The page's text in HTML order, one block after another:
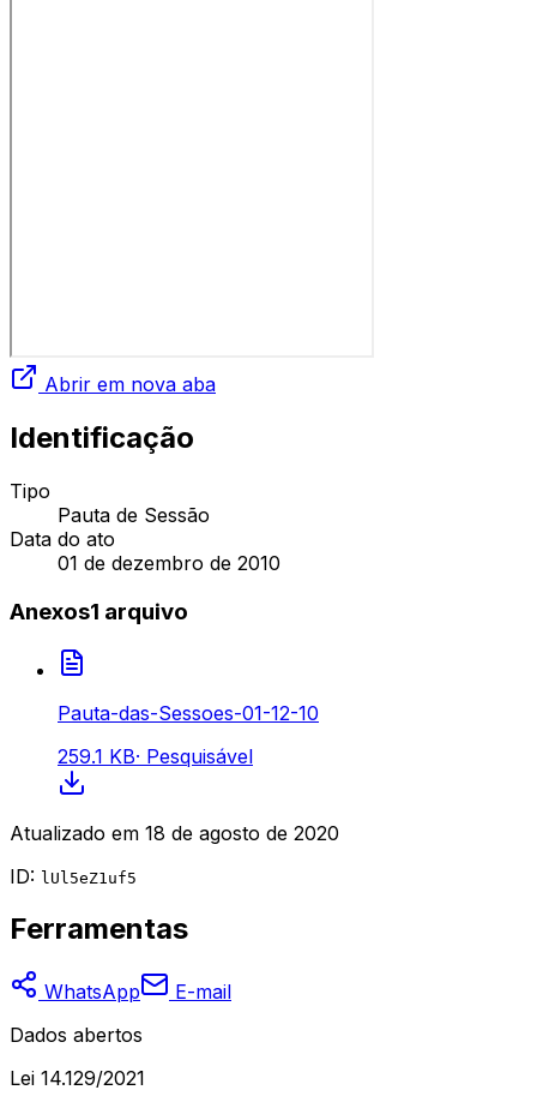
Abrir em nova aba
Identificação
Tipo
Pauta de Sessão
Data do ato
01 de dezembro de 2010
Anexos1 arquivo
Pauta-das-Sessoes-01-12-10
259.1 KB· Pesquisável
Atualizado em 18 de agosto de 2020
ID: lUl5eZ1uf5
Ferramentas
WhatsApp
E-mail
Dados abertos
Lei 14.129/2021